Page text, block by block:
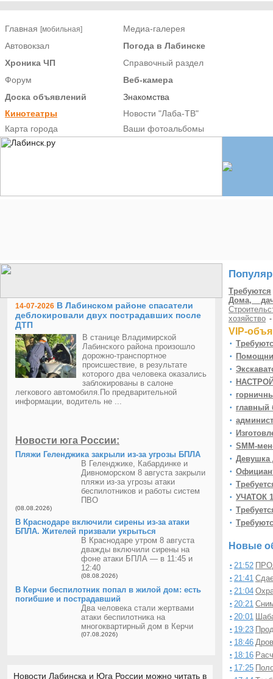
Главная [мобильная]
Медиа-галерея
Автовокзал
Погода в Лабинске
Хроника ЧП
Справочный раздел
Форум
Веб-камера
Доска объявлений
Знакомства
Кинотеатры
Новости "Лаба-ТВ"
Карта города
Ваши фотоальбомы
14-07-2026 В Лабинском районе спасатели
деблокировали двух пострадавших после
ДТП
В станице Владимирской
Лабинского района произошло
дорожно-транспортное
происшествие, в результате
которого два человека оказались
заблокированы в салоне
легкового автомобиля.По предварительной
информации, водитель не ...
Новости юга России:
Пляжи Геленджика закрыли из-за угрозы БПЛА
В Геленджике, Кабардинке и
Дивноморском 8 августа закрыли
пляжи из-за угрозы атаки
беспилотников и работы систем
ПВО
(08.08.2026)
В Краснодаре включили сирены из-за атаки
БПЛА. Жителей призвали укрыться
В Краснодаре утром 8 августа
дважды включили сирены на
фоне атаки БПЛА — в 11:45 и
12:40
(08.08.2026)
В Керчи беспилотник попал в жилой дом: есть
погибшие и пострадавший
Два человека стали жертвами
атаки беспилотника на
многоквартирный дом в Керчи
(07.08.2026)
Новости Лабинска и Юга России можно читать в
Требуются
Дома,
хозяйство
VIP-
•
•
•
•
•
• главный
•
•
• SMM-
• Девушка
•
•
• УЧАТОК
•
•
•
Ремонт
главный
кассир-
Отсев,
Окна и
Няня
Новые
• 21:52
• 21:41
• 21:04
• 20:21
• 20:01
• 19:23
• 18:46
• 18:16
• 17:25